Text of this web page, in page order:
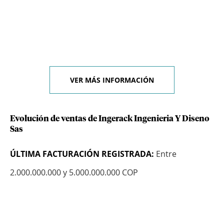
VER MÁS INFORMACIÓN
Evolución de ventas de Ingerack Ingenieria Y Diseno
Sas
ÚLTIMA FACTURACIÓN REGISTRADA: Entre
2.000.000.000 y 5.000.000.000 COP